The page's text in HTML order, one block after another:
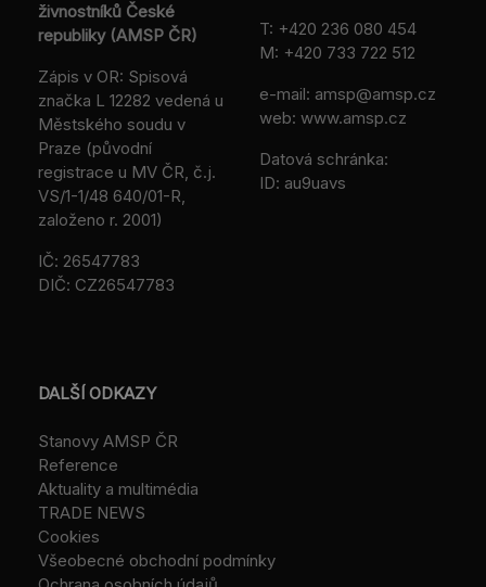
živnostníků České
republiky (AMSP ČR)
Zápis v OR: Spisová
značka L 12282 vedená u
Městského soudu v
Praze (původní
registrace u MV ČR, č.j.
VS/1-1/48 640/01-R,
založeno r. 2001)
IČ: 26547783
DIČ: CZ26547783
T: +420 236 080 454
M: +420 733 722 512
e-mail: amsp@amsp.cz
web: www.amsp.cz
Datová schránka:
ID: au9uavs
DALŠÍ ODKAZY
Stanovy AMSP ČR
Reference
Aktuality a multimédia
TRADE NEWS
Cookies
Všeobecné obchodní podmínky